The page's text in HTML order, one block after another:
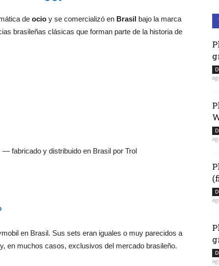
de ocio y se comercializó en Brasil bajo la marca
brasileñas clásicas que forman parte de la historia de
fabricado y distribuido en Brasil por Trol
en Brasil. Sus sets eran iguales o muy parecidos a
en muchos casos, exclusivos del mercado brasileño.